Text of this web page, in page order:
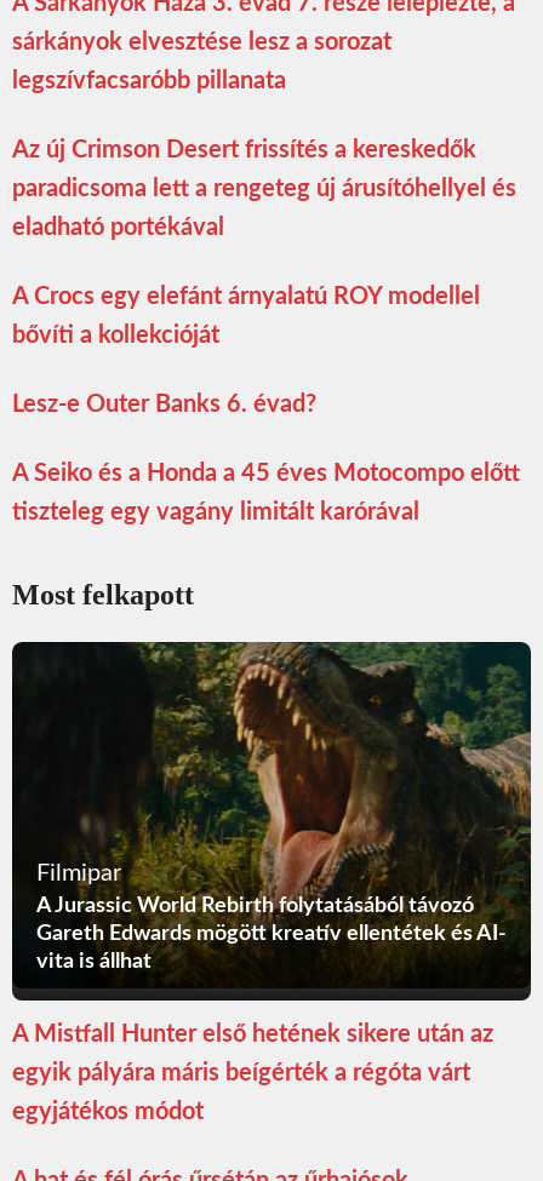
sárkányok elvesztése lesz a sorozat
legszívfacsaróbb pillanata
Az új Crimson Desert frissítés a kereskedők
paradicsoma lett a rengeteg új árusítóhellyel és
eladható portékával
A Crocs egy elefánt árnyalatú ROY modellel
bővíti a kollekcióját
Lesz-e Outer Banks 6. évad?
A Seiko és a Honda a 45 éves Motocompo előtt
tiszteleg egy vagány limitált karórával
Most felkapott
Filmipar
A Jurassic World Rebirth folytatásából távozó
Gareth Edwards mögött kreatív ellentétek és AI-
vita is állhat
A Mistfall Hunter első hetének sikere után az
egyik pályára máris beígérték a régóta várt
egyjátékos módot